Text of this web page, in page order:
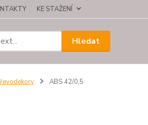
KE STAŽENÍ
Hledat
ABS 42/0,5